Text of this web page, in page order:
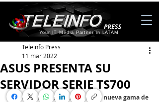
Your IT Media Partner in LATAM
ASUS PRESENTA SU
SERVIDOR SERIE TS700
Teleinfo Press
11 mar 2022
Asus anunció recientemente su nueva gama de